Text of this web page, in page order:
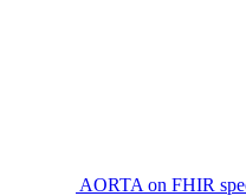
AORTA on FHIR